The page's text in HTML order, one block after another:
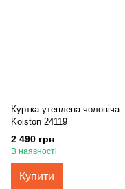
Куртка утеплена чоловіча
Koiston 24119
2 490 грн
В наявності
Купити